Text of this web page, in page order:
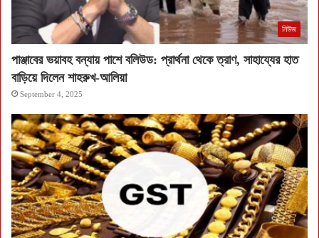
নিউজ
পাঞ্জাবের ভয়াবহ বন্যায় পাশে বলিউড: প্রার্থনা থেকে ত্রাণ, সাহায্যের হাত
বাড়িয়ে দিলেন শাহরুখ-আলিয়া
September 4, 2025